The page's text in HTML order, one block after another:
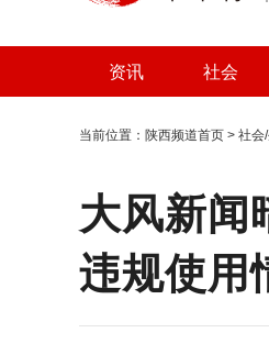
资讯 社会
当前位置： 陕西频道首页 > 社会
大风新闻
违规使用